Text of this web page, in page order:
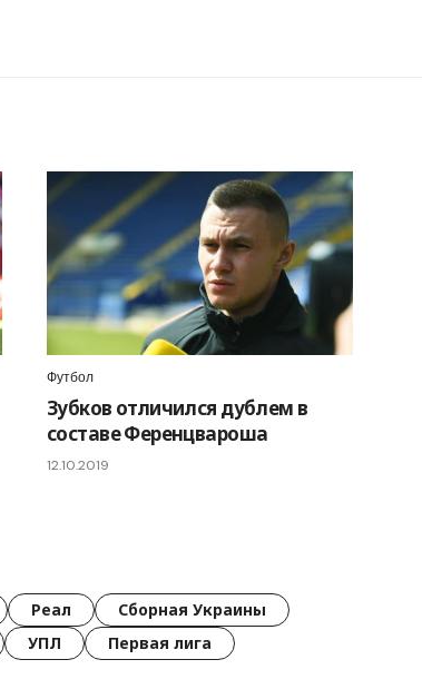
Футбол
Зубков отличился дублем в
составе Ференцвароша
12.10.2019
Реал
Сборная Украины
УПЛ
Первая лига